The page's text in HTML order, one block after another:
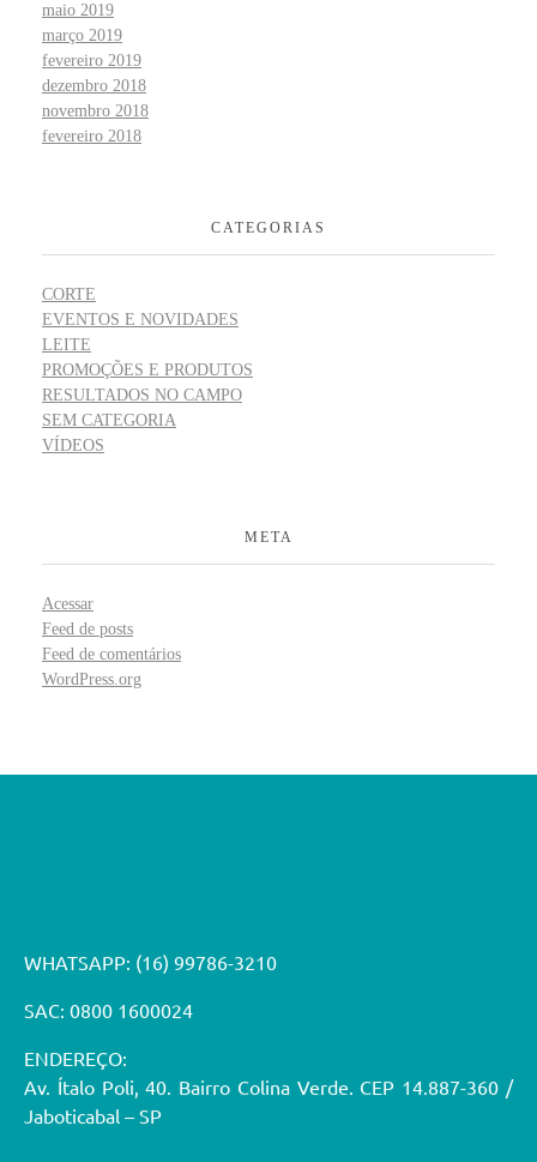
maio 2019
março 2019
fevereiro 2019
dezembro 2018
novembro 2018
fevereiro 2018
CATEGORIAS
CORTE
EVENTOS E NOVIDADES
LEITE
PROMOÇÕES E PRODUTOS
RESULTADOS NO CAMPO
SEM CATEGORIA
VÍDEOS
META
Acessar
Feed de posts
Feed de comentários
WordPress.org
WHATSAPP: (16) 99786-3210
SAC: 0800 1600024
ENDEREÇO:
Av. Ítalo Poli, 40. Bairro Colina Verde. CEP 14.887-360 /
Jaboticabal – SP